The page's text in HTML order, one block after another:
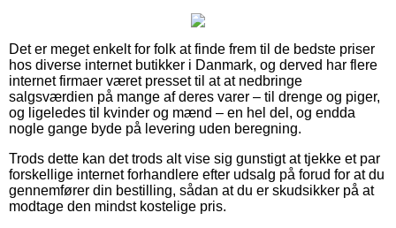
Det er meget enkelt for folk at finde frem til de bedste priser
hos diverse internet butikker i Danmark, og derved har flere
internet firmaer været presset til at at nedbringe
salgsværdien på mange af deres varer – til drenge og piger,
og ligeledes til kvinder og mænd – en hel del, og endda
nogle gange byde på levering uden beregning.
Trods dette kan det trods alt vise sig gunstigt at tjekke et par
forskellige internet forhandlere efter udsalg på forud for at du
gennemfører din bestilling, sådan at du er skudsikker på at
modtage den mindst kostelige pris.